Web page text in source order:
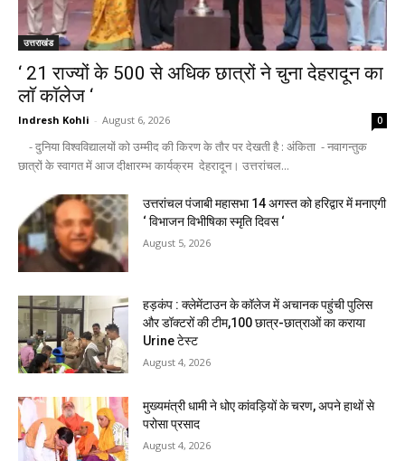
उत्तराखंड
‘ 21 राज्यों के 500 से अधिक छात्रों ने चुना देहरादून का
लाॅ काॅलेज ‘
Indresh Kohli - August 6, 2026 0
- दुनिया विश्वविद्यालयों को उम्मीद की किरण के तौर पर देखती है : अंकिता - नवागन्तुक
छात्रों के स्वागत में आज दीक्षारम्भ कार्यक्रम देहरादून। उत्तरांचल...
उत्तरांचल पंजाबी महासभा 14 अगस्त को हरिद्वार में मनाएगी
‘ विभाजन विभीषिका स्मृति दिवस ‘
August 5, 2026
हड़कंप : क्लेमेंटाउन के कॉलेज में अचानक पहुंची पुलिस
और डॉक्टरों की टीम,100 छात्र-छात्राओं का कराया
Urine टेस्ट
August 4, 2026
मुख्यमंत्री धामी ने धोए कांवड़ियों के चरण, अपने हाथों से
परोसा प्रसाद
August 4, 2026